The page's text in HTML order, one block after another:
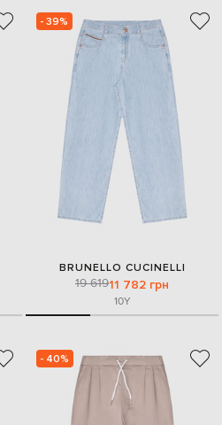
- 39%
BRUNELLO CUCINELLI
19 61911 782 грн
10Y
- 40%